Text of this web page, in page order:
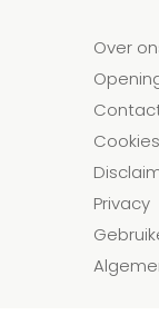
Over
Cookies
Privacy